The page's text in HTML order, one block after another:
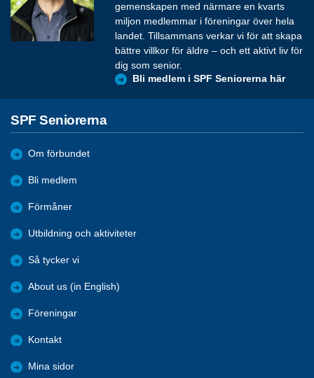
gemenskapen med närmare en kvarts
miljon medlemmar i föreningar över hela
landet. Tillsammans verkar vi för att skapa
bättre villkor för äldre – och ett aktivt liv för
dig som senior.
Bli medlem i SPF Seniorerna här
SPF Seniorerna
Om förbundet
Bli medlem
Förmåner
Utbildning och aktiviteter
Så tycker vi
About us (in English)
Föreningar
Kontakt
Mina sidor